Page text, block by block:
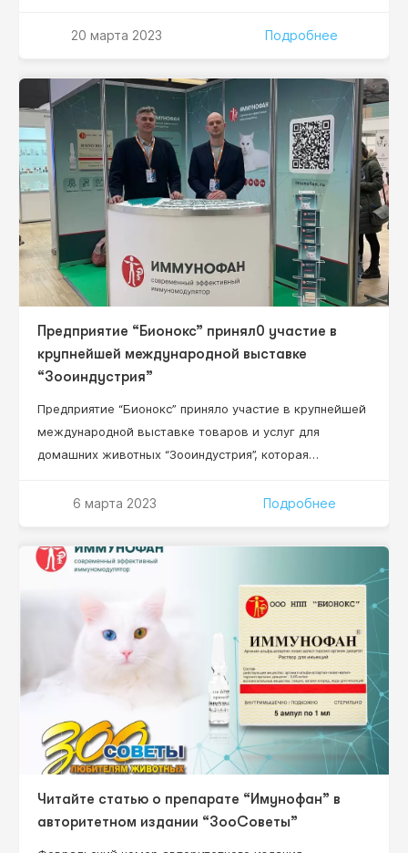
Уважаемые коллеги, приглашаем всех желающих
Нестерова Ирина Вадимовна –– д.м.н., профессор,
профессор кафедры клинической иммунологии,
аллергологии и адаптологии ФНМО МИ, ФГАОУ ВО
«Российский университет дружбы народов»
Минобрнауки…
20 марта 2023 Подробнее
Предприятие “Бионокс” принял0 участие в
крупнейшей международной выставке
“Зооиндустрия”
Предприятие “Бионокс” приняло участие в крупнейшей
международной выставке товаров и услуг для
домашних животных “Зооиндустрия”, которая
“ЭКСПОФОРУМ” в Санкт-Петербурге. Три дня выставки
зооветеринарного бизнеса: дистрибьюторы,
ветеринарные врачи, заводчики собак и кошек.
Посетители нашего стенда напрямую задавали
вопросы по сотрудничеству и представлению
препарата…
6 марта 2023 Подробнее
Читайте статью о препарате “Имунофан” в
авторитетном издании “ЗооСоветы”